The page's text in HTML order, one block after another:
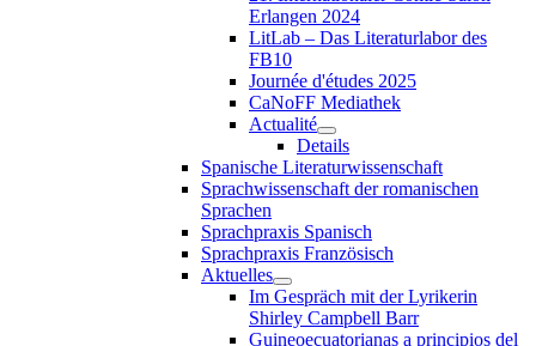
Erlangen 2024
LitLab – Das Literaturlabor des
FB10
Journée d'études 2025
CaNoFF Mediathek
Actualité
Details
Spanische Literaturwissenschaft
Sprachwissenschaft der romanischen
Sprachen
Sprachpraxis Spanisch
Sprachpraxis Französisch
Aktuelles
Im Gespräch mit der Lyrikerin
Shirley Campbell Barr
Guineoecuatorianas a principios del